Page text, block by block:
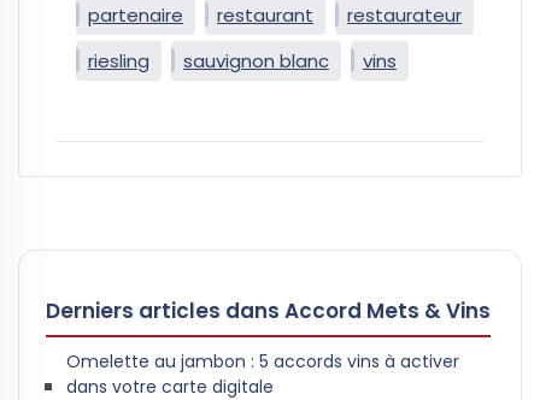
partenaire
restaurant
restaurateur
riesling
sauvignon blanc vins
Derniers articles dans Accord Mets & Vins
Omelette au jambon : 5 accords vins à activer
dans votre carte digitale